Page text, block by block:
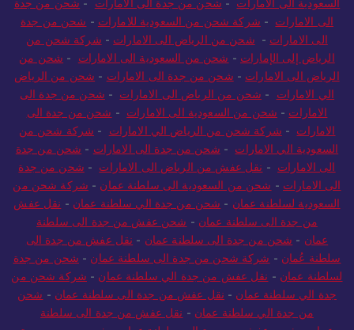
السعودية الى الامارات - شحن من جدة الى الامارات - شحن من جدة
الى الامارات - شركة شحن من السعودية للامارات - شحن من جدة
الى الامارات - شحن من الرياض الى الامارات - شركة شحن من
الرياض إلى الإمارات - شحن من السعودية الى الامارات - شحن من
الرياض الى الامارات - شحن من جدة الى الامارات - شحن من الرياض
الي الامارات - شحن من الرياض الى الامارات - شحن من جدة الى
الامارات - شحن من السعودية الى الامارات - شحن من جدة الى
الامارات - شركة شحن من الرياض الي الامارات - شركة شحن من
السعودية الي الامارات - شحن من جدة الى الامارات - شحن من جدة
الى الامارات - نقل عفش من الرياض الى الامارات - شحن من جدة
الى الامارات - شحن من السعودية الى سلطنة عمان - شركة شحن من
السعودية لسلطنة عمان - شحن من جدة الي سلطنة عمان - نقل عفش
من جدة الى سلطنة عمان - شحن عفش من جدة الى سلطنة
عمان - شحن من جدة الى سلطنة عمان - نقل عفش من جدة الى
سلطنة عُمان - شركة شحن من جدة الى سلطنة عمان - شحن من جدة
لسلطنة عمان - نقل عفش من جدة الي سلطنة عمان - شركة شحن من
جدة الي سلطنة عمان - نقل عفش من جدة الى سلطنة عمان - شحن
من جدة الي سلطنة عمان - نقل عفش من جدة الى سلطنة